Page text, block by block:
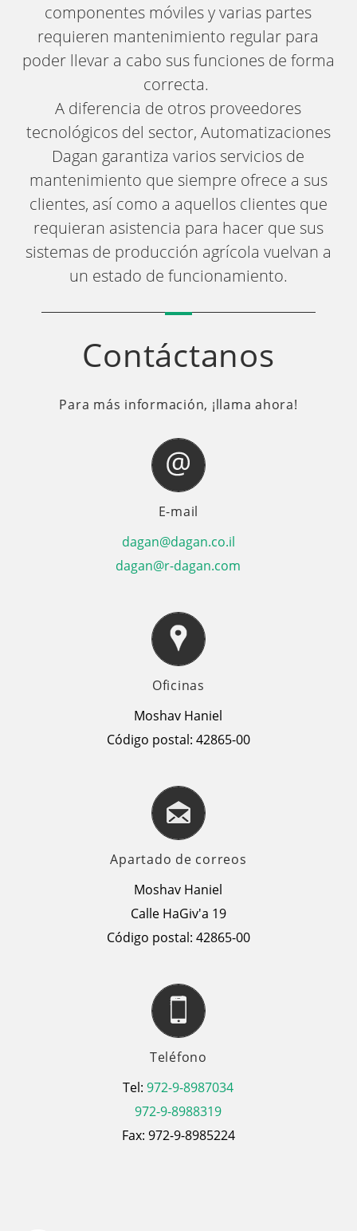
componentes móviles y varias partes
requieren mantenimiento regular para
poder llevar a cabo sus funciones de forma
correcta.
A diferencia de otros proveedores
tecnológicos del sector, Automatizaciones
Dagan garantiza varios servicios de
mantenimiento que siempre ofrece a sus
clientes, así como a aquellos clientes que
requieran asistencia para hacer que sus
sistemas de producción agrícola vuelvan a
un estado de funcionamiento.
Contáctanos
Para más información, ¡llama ahora!
E-mail
dagan@dagan.co.il
dagan@r-dagan.com
Oficinas
Moshav Haniel
Código postal: 42865-00
Apartado de correos
Moshav Haniel
Calle HaGiv'a 19
Código postal: 42865-00
Teléfono
Tel:972-9-8987034
972-9-8988319
Fax: 972-9-8985224